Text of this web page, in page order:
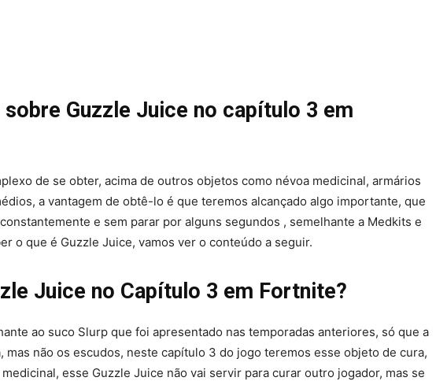
sobre Guzzle Juice no capítulo 3 em
de se obter, acima de outros objetos como névoa medicinal, armários
a vantagem de obtê-lo é que teremos alcançado algo importante, que
e sem parar por alguns segundos , semelhante a Medkits e
o que é Guzzle Juice, vamos ver o conteúdo a seguir.
Juice no Capítulo 3 em Fortnite?
ao suco Slurp que foi apresentado nas temporadas anteriores, só que a
mas não os escudos, neste capítulo 3 do jogo teremos esse objeto de cura,
esse Guzzle Juice não vai servir para curar outro jogador, mas se